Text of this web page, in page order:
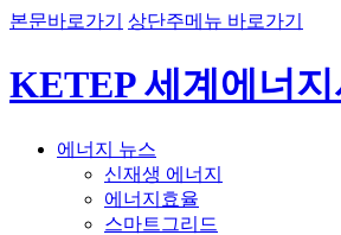
본문바로가기 상단주메뉴 바로가기
KETEP 세계에너
에너지 뉴스
신재생 에너지
에너지효율
스마트그리드